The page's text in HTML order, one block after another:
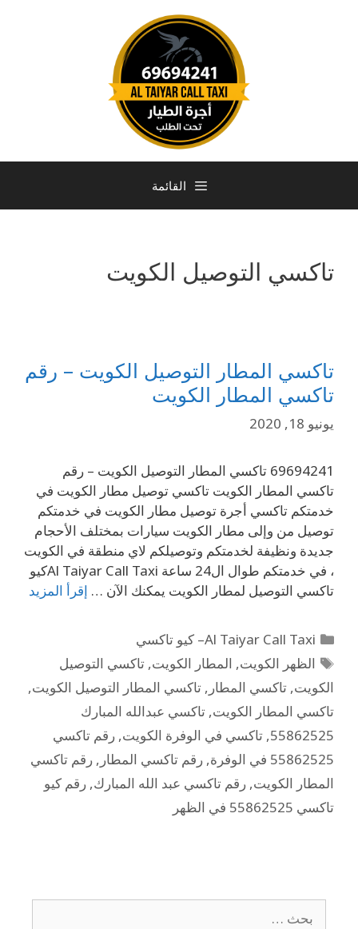
القائمة
تاكسي التوصيل الكويت
تاكسي المطار التوصيل الكويت – رقم
تاكسي المطار الكويت
يونيو 18, 2020
69694241 تاكسي المطار التوصيل الكويت – رقم
تاكسي المطار الكويت تاكسي توصيل مطار الكويت في
خدمتكم تاكسي أجرة توصيل مطار الكويت في خدمتكم
توصيل من وإلى مطار الكويت سيارات بمختلف الأحجام
جديدة ونظيفة لخدمتكم وتوصيلكم لاي منطقة في الكويت
، في خدمتكم طوال ال24 ساعة Al Taiyar Call Taxiكيو
تاكسي التوصيل لمطار الكويت يمكنك الآن … إقرأ المزيد
Al Taiyar Call Taxi– كيو تاكسي
الظهر الكويت, المطار الكويت,تاكسي التوصيل
الكويت, تاكسي المطار , تاكسي المطار التوصيل الكويت,
تاكسي المطار الكويت, تاكسي عبدالله المبارك
55862525
, تاكسي في الوفرة الكويت, رقم تاكسي
55862525 في الوفرة
, رقم تاكسي المطار , رقم تاكسي
المطار الكويت, رقم تاكسي عبد الله المبارك, رقم كيو
تاكسي 55862525 في الظهر